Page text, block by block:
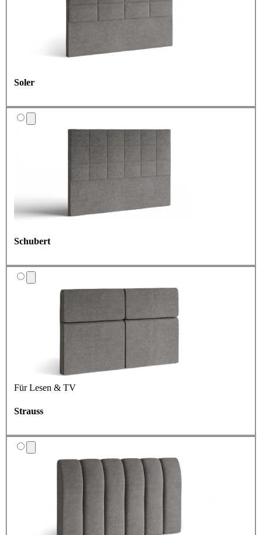
Soler
Schubert
Für Lesen & TV
Strauss